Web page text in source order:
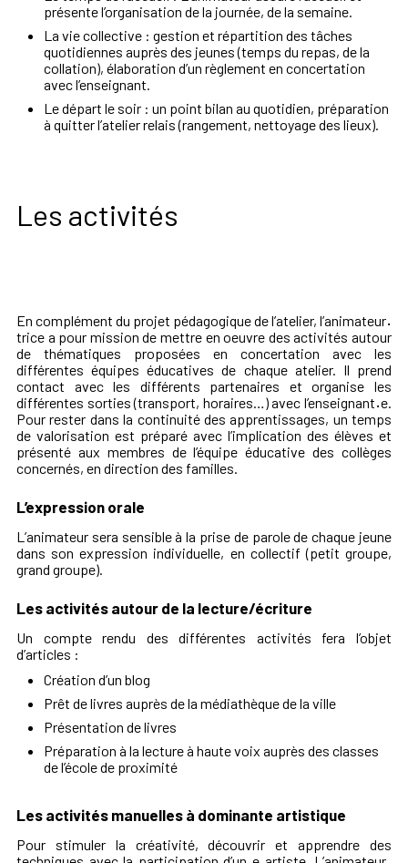
présente l’organisation de la journée, de la semaine.
La vie collective : gestion et répartition des tâches
quotidiennes auprès des jeunes (temps du repas, de la
collation), élaboration d’un règlement en concertation
avec l’enseignant.
Le départ le soir : un point bilan au quotidien, préparation
à quitter l’atelier relais (rangement, nettoyage des lieux).
Les activités
En complément du projet pédagogique de l’atelier, l’animateur·
trice a pour mission de mettre en oeuvre des activités autour
de thématiques proposées en concertation avec les
différentes équipes éducatives de chaque atelier. Il prend
contact avec les différents partenaires et organise les
différentes sorties (transport, horaires…) avec l’enseignant·e.
Pour rester dans la continuité des apprentissages, un temps
de valorisation est préparé avec l’implication des élèves et
présenté aux membres de l’équipe éducative des collèges
concernés, en direction des familles.
L’expression orale
L’animateur sera sensible à la prise de parole de chaque jeune
dans son expression individuelle, en collectif (petit groupe,
grand groupe).
Les activités autour de la lecture/écriture
Un compte rendu des différentes activités fera l’objet
d’articles :
Création d’un blog
Prêt de livres auprès de la médiathèque de la ville
Présentation de livres
Préparation à la lecture à haute voix auprès des classes
de l’école de proximité
Les activités manuelles à dominante artistique
Pour stimuler la créativité, découvrir et apprendre des